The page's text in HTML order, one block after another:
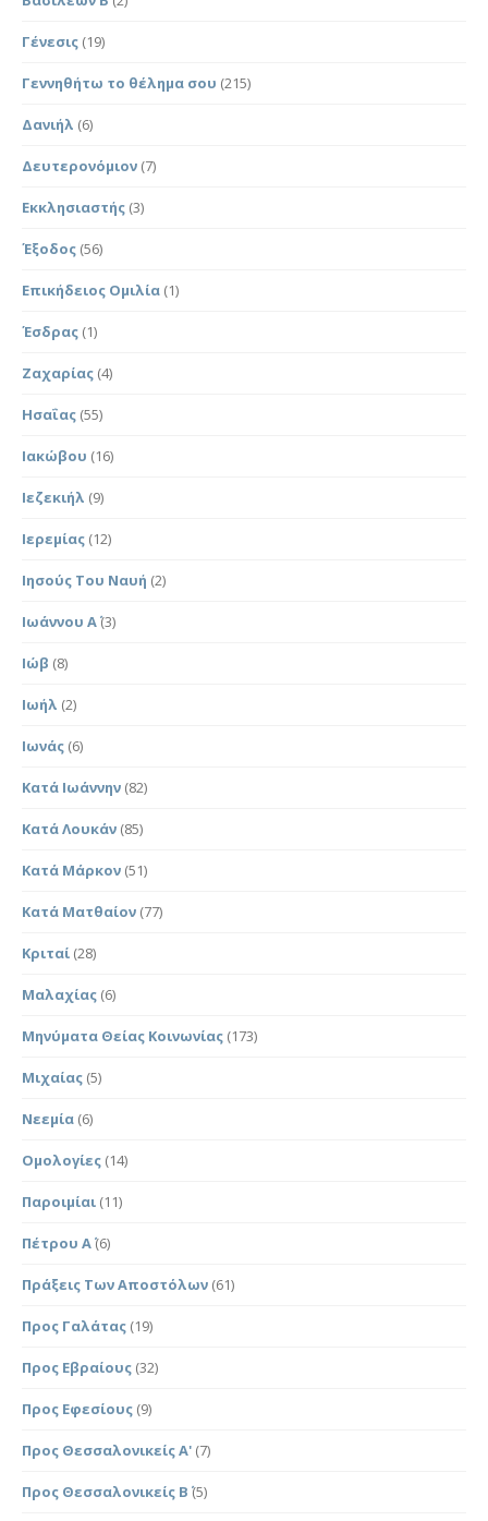
Γένεσις (19)
Γεννηθήτω το θέλημα σου (215)
Δανιήλ (6)
Δευτερονόμιον (7)
Εκκλησιαστής (3)
Έξοδος (56)
Επικήδειος Ομιλία (1)
Έσδρας (1)
Ζαχαρίας (4)
Ησαΐας (55)
Ιακώβου (16)
Ιεζεκιήλ (9)
Ιερεμίας (12)
Ιησούς Του Ναυή (2)
Ιωάννου Α΄(3)
Ιώβ (8)
Ιωήλ (2)
Ιωνάς (6)
Κατά Ιωάννην (82)
Κατά Λουκάν (85)
Κατά Μάρκον (51)
Κατά Ματθαίον (77)
Κριταί (28)
Μαλαχίας (6)
Μηνύματα Θείας Κοινωνίας (173)
Μιχαίας (5)
Νεεμία (6)
Ομολογίες (14)
Παροιμίαι (11)
Πέτρου Α΄(6)
Πράξεις Των Αποστόλων (61)
Προς Γαλάτας (19)
Προς Εβραίους (32)
Προς Εφεσίους (9)
Προς Θεσσαλονικείς Α' (7)
Προς Θεσσαλονικείς Β΄ (5)